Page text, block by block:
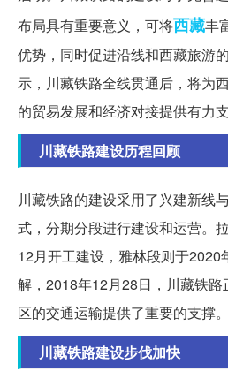
布局具有重要意义，可将西藏丰
优势，同时促进沿线和西藏旅游
示，川藏铁路全线贯通后，将为
的贸易发展和经济对接提供有力支
川藏铁路建设历程回顾
川藏铁路的建设采用了兴建新线
式，分期分段进行建设和运营。
12月开工建设，雅林段则于2020
解，2018年12月28日，川藏铁
区的交通运输提供了重要的支撑。
川藏铁路建设步伐加快